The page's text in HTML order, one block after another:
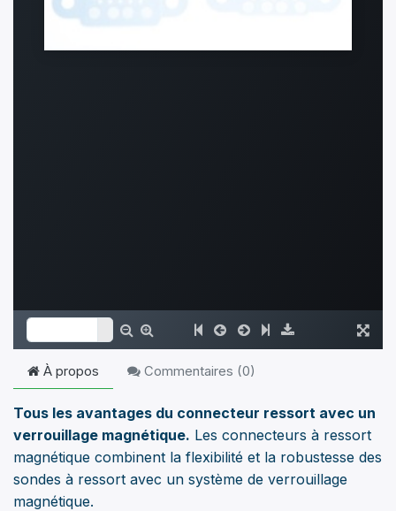
À propos Commentaires (0)
Tous les avantages du connecteur ressort avec un
verrouillage magnétique. Les connecteurs à ressort
magnétique combinent la flexibilité et la robustesse des
sondes à ressort avec un système de verrouillage
magnétique.